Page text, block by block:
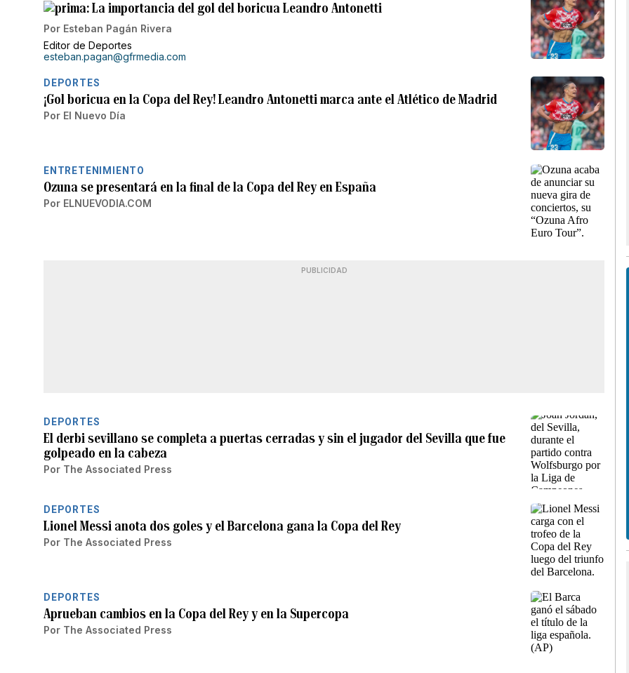
La importancia del gol del boricua Leandro Antonetti
Por Esteban Pagán Rivera
Editor de Deportes
esteban.pagan@gfrmedia.com
DEPORTES
¡Gol boricua en la Copa del Rey! Leandro Antonetti marca ante el Atlético de Madrid
Por El Nuevo Día
ENTRETENIMIENTO
Ozuna se presentará en la final de la Copa del Rey en España
Por ELNUEVODIA.COM
PUBLICIDAD
DEPORTES
El derbi sevillano se completa a puertas cerradas y sin el jugador del Sevilla que fue
golpeado en la cabeza
Por The Associated Press
DEPORTES
Lionel Messi anota dos goles y el Barcelona gana la Copa del Rey
Por The Associated Press
DEPORTES
Aprueban cambios en la Copa del Rey y en la Supercopa
Por The Associated Press